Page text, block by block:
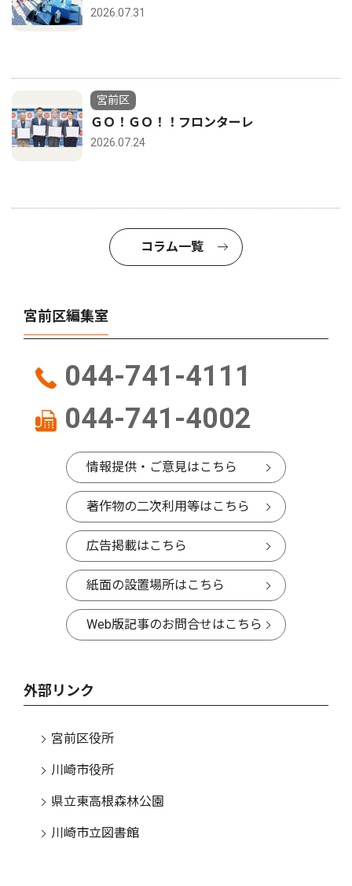
2026.07.31
宮前区
ＧＯ！ＧＯ！！フロンターレ
2026.07.24
コラム一覧
宮前区編集室
044-741-4111
044-741-4002
情報提供・ご意見はこちら
著作物の二次利用等はこちら
広告掲載はこちら
紙面の設置場所はこちら
Web版記事のお問合せはこちら
外部リンク
宮前区役所
川崎市役所
県立東高根森林公園
川崎市立図書館